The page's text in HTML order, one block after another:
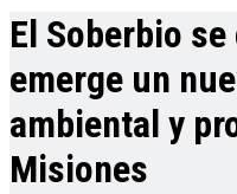
El Soberbio
emerge un
ambiental y
Misiones